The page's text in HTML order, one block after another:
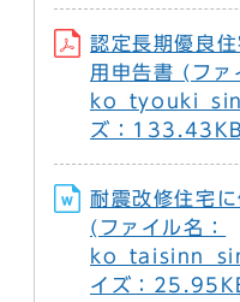
認定長期優良
用申告書 (ファ
ズ：
耐震改修住宅
(ファイル名：
イズ：